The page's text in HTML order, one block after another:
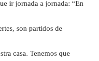
ir jornada a jornada: “En
son partidos de
casa. Tenemos que